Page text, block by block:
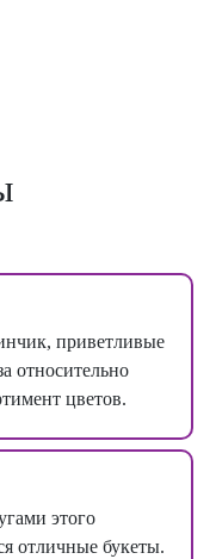
приветливые
относительно
цветов.
этого
отличные букеты.